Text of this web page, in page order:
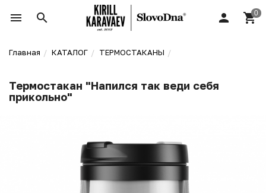
Главная КАТАЛОГ ТЕРМОСТАКАНЫ
Термостакан "Напился так веди себя
прикольно"